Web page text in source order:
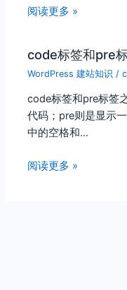
阅读更多 »
code标签和pre
WordPress 建站知识 /
code标签和pre标签
代码；pre则是显示
中的空格和…
阅读更多 »